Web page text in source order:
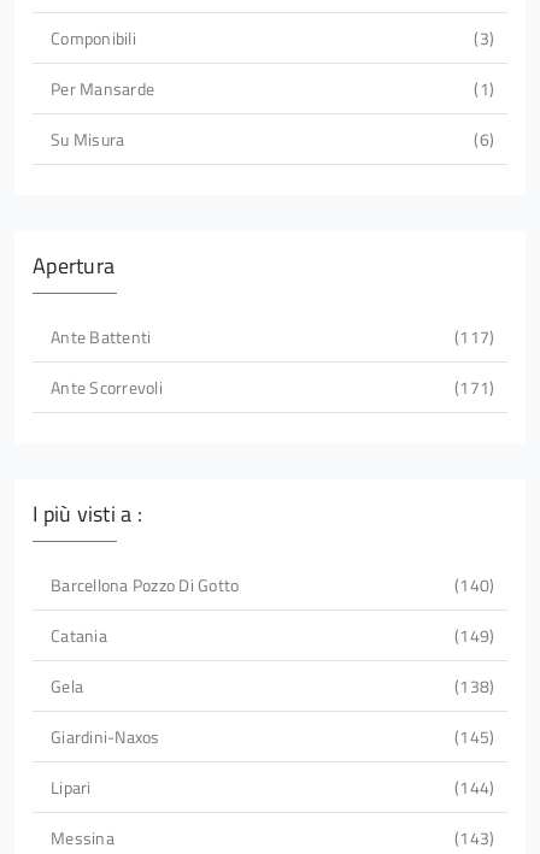
Componibili
3
Per Mansarde
1
Su Misura
6
Apertura
Ante Battenti
117
Ante Scorrevoli
171
I più visti a :
Barcellona Pozzo Di Gotto
140
Catania
149
Gela
138
Giardini-Naxos
145
Lipari
144
Messina
143